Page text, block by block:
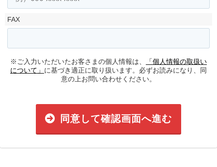
FAX
※ご入力いただいたお客さまの個人情報は、
「個人情報の取扱い
について」 に基づき適正に取り扱います。必ずお読みになり、同
意の上お問い合わせください。
同意して確認画面へ進む